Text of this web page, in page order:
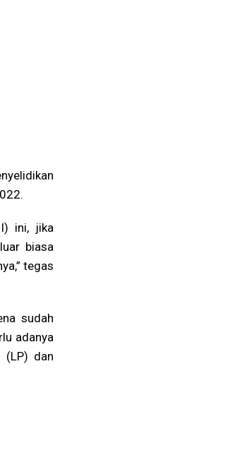
ini, jika
biasa
tegas
sudah
adanya
(LP) dan